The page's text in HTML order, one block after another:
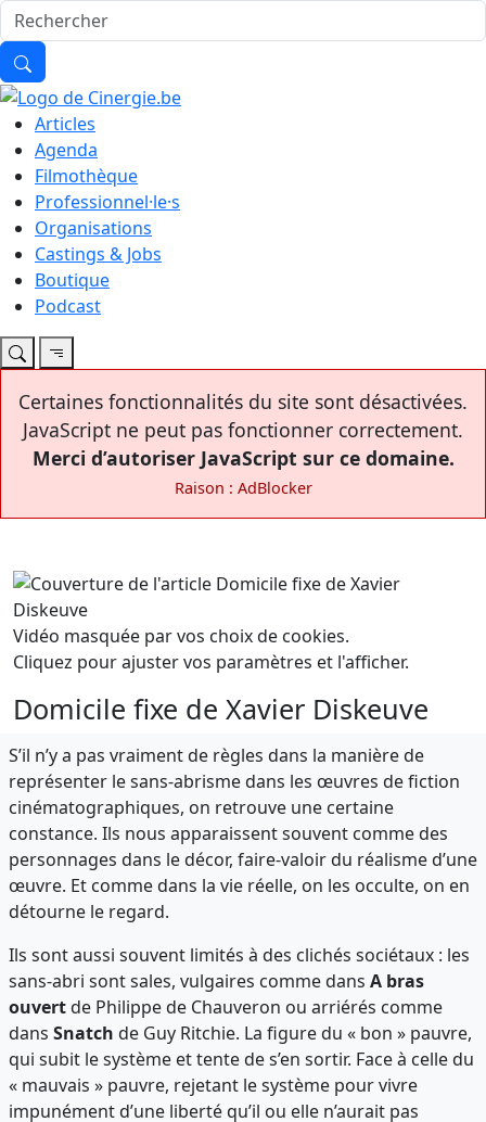
Articles
Agenda
Filmothèque
Professionnel·le·s
Organisations
Castings & Jobs
Boutique
Podcast
Certaines fonctionnalités du site sont désactivées.
JavaScript ne peut pas fonctionner correctement.
Merci d’autoriser JavaScript sur ce domaine.
Raison : AdBlocker
Vidéo masquée par vos choix de cookies.
Cliquez pour ajuster vos paramètres et l'afficher.
Domicile fixe de Xavier Diskeuve
S’il n’y a pas vraiment de règles dans la manière de
représenter le sans-abrisme dans les œuvres de fiction
cinématographiques, on retrouve une certaine
constance. Ils nous apparaissent souvent comme des
personnages dans le décor, faire-valoir du réalisme d’une
œuvre. Et comme dans la vie réelle, on les occulte, on en
détourne le regard.
Ils sont aussi souvent limités à des clichés sociétaux : les
sans-abri sont sales, vulgaires comme dans A bras
ouvertde Philippe de Chauveron ou arriérés comme
dans Snatch de Guy Ritchie. La figure du « bon » pauvre,
qui subit le système et tente de s’en sortir. Face à celle du
« mauvais » pauvre, rejetant le système pour vivre
impunément d’une liberté qu’il ou elle n’aurait pas